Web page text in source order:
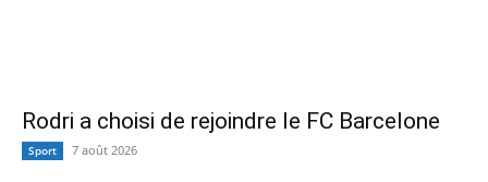
Rodri a choisi de rejoindre le FC Barcelone
Sport 7 août 2026